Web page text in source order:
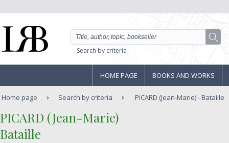
Search by criteria
HOME PAGE BOOKS AND WORKS
Home page Search by criteria PICARD (Jean-Marie) - Bataille
‎PICARD (Jean-Marie)‎
‎Bataille‎